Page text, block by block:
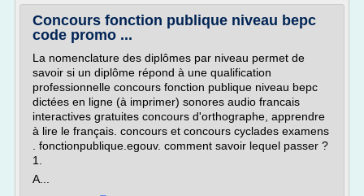
Concours fonction publique niveau bepc
code promo ...
La nomenclature des diplômes par niveau permet de
savoir si un diplôme répond à une qualification
professionnelle concours fonction publique niveau bepc
dictées en ligne (à imprimer) sonores audio francais
interactives gratuites concours d'orthographe, apprendre
à lire le français. concours et concours cyclades examens
. fonctionpublique.egouv. comment savoir lequel passer ?
1.
A...